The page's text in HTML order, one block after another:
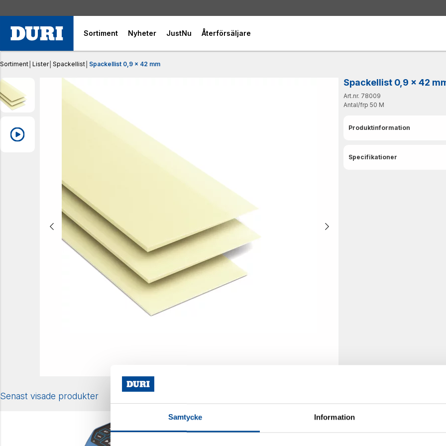
Samtycke Information
Sortiment Nyheter JustNu Återförsäljare
Sortiment Lister│ Spackellist Spackellist 0,9 x 42 mm
Spackellist 0,9 x 42
Art.nr. 78009
Antal/frp 50 M
Produktinformation
Specifikationer
Senast visade produkter